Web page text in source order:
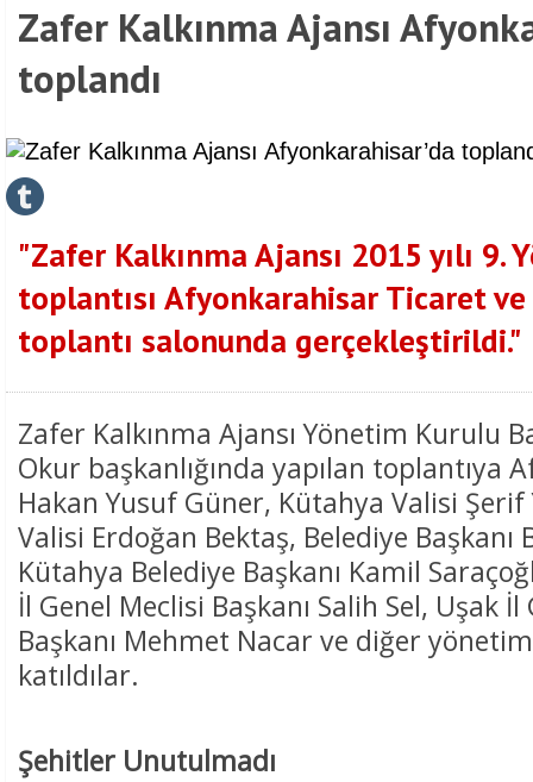
Zafer Kalkınma Ajansı
toplandı
"Zafer Kalkınma Ajansı 2015 yılı 9.
toplantısı Afyonkarahisar Ticaret ve
toplantı salonunda gerçekleştirildi."
Zafer Kalkınma Ajansı Yönetim Kurulu
Okur başkanlığında yapılan toplantıya
Hakan Yusuf Güner, Kütahya Valisi Şerif
Valisi Erdoğan Bektaş, Belediye
Kütahya Belediye Başkanı Kamil
İl Genel Meclisi Başkanı Salih Sel, Uşak
Başkanı Mehmet Nacar ve diğer
katıldılar.
Şehitler Unutulmadı